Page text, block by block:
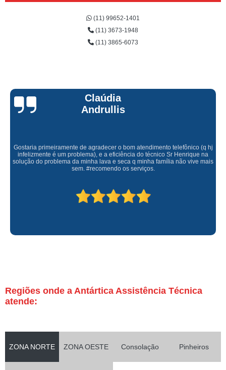
(11) 99652-1401
(11) 3673-1948
(11) 3865-6073
Claúdia
Andrullis
Gostaria primeiramente de agradecer o bom atendimento telefônico (q hj
infelizmente é um problema), e a eficiência do técnico Sr Henrique na
solução do problema da minha lava e seca q minha família não vive mais
sem. #recomendo os serviços.
Regiões onde a Antártica Assistência Técnica
atende:
ZONA NORTE ZONA OESTE Consolação Pinheiros